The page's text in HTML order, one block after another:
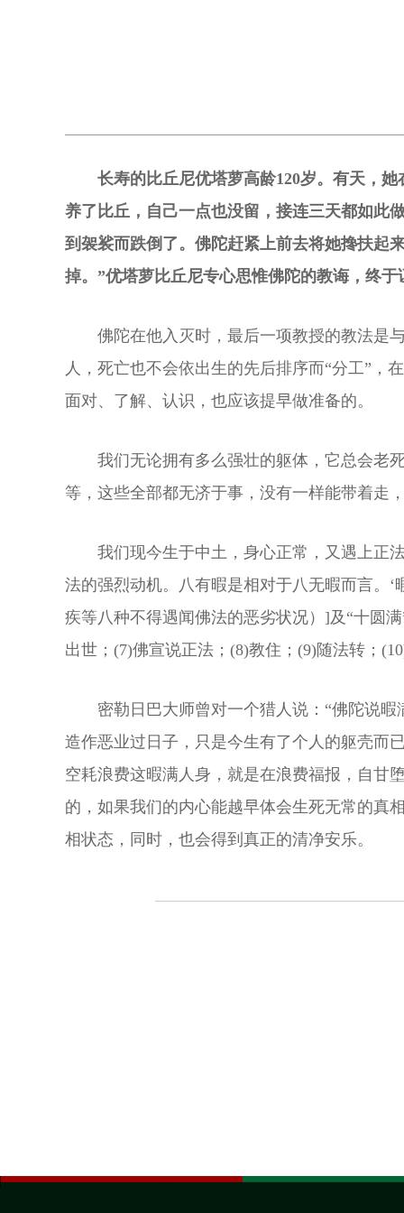
长寿的比丘尼优塔萝高龄120岁。有天，
养了比丘，自己一点也没留，接连三天都如此
到袈裟而跌倒了。佛陀赶紧上前去将她搀扶起
掉。”优塔萝比丘尼专心思惟佛陀的教诲，终于
佛陀在他入灭时，最后一项教授的教法是
人，死亡也不会依出生的先后排序而“分工”，
面对、了解、认识，也应该提早做准备的。
我们无论拥有多么强壮的躯体，它总会老
等，这些全部都无济于事，没有一样能带着走
我们现今生于中土，身心正常，又遇上正
法的强烈动机。八有暇是相对于八无暇而言。
疾等八种不得遇闻佛法的恶劣状况）]及“十圆
出世；(7)佛宣说正法；(8)教住；(9)随法转；
密勒日巴大师曾对一个猎人说：“佛陀说
造作恶业过日子，只是今生有了个人的躯壳而
空耗浪费这暇满人身，就是在浪费福报，自甘
的，如果我们的内心能越早体会生死无常的真
相状态，同时，也会得到真正的清净安乐。